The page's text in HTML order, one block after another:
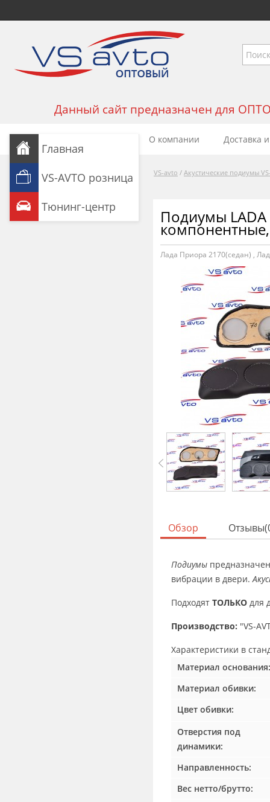
Данный сайт предназначен для
О компании Доставка
VS-avto / Акустические подиумы
Главная
VS-AVTO розница
Тюнинг-центр
Подиумы LADA
Лада Приора 2170(седан) ,
Обзор
Подиумы
вибрации в двери.
Подходят ТОЛЬКО для
Производство: "VS-
Характеристики в
Материал основания:
Материал обивки:
Цвет обивки:
Отверстия под
динамики:
Направленность:
Вес нетто/брутто: